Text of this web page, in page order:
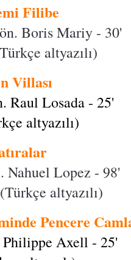
Filibe
Boris Mariy - 30'
altyazılı)
Villası
Raul Losada - 25'
altyazılı)
Nahuel Lopez - 98'
altyazılı)
Pencere
Axell - 25'